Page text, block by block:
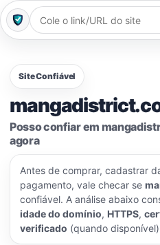
Site Confiável
Posso confiar em
agora
Antes de comprar, cadastrar
pagamento, vale checar se
confiável. A análise abaixo
idade do domínio, HTTPS,
verificado (quando